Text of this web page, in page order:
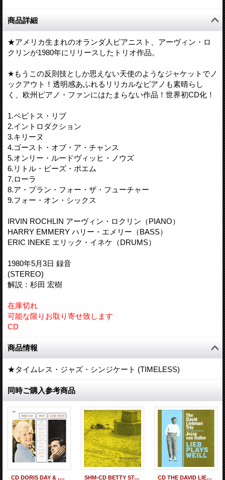
商品詳細
★アメリカ生まれのオランダ人ピアニスト、アーヴィン・ロ
クリンが1980年にリリースしたトリオ作品。
★もうこの反則技としか思えない天使のようなジャケットでノ
ックアウト！透明感あふれるリリカルなピアノも素晴らし
く、欧州ピアノ・ファンにはたまらない作品！世界初CD化！
1.ペピトス・リブ
2.イントロダクション
3.キリーヌ
4.ゴースト・オブ・ア・チャンス
5.オンリー・ルードヴィッヒ・ノウズ
6.リトル・ビーズ・ポエム
7.ローラ
8.ア・プラン・フォー・ザ・フューチャー
9.フォー・オン・シックス
IRVIN ROCHLIN アーヴィン・ロクリン（PIANO）
HARRY EMMERY ハリー・エメリー（BASS）
ERIC INEKE エリック・イネケ（DRUMS）
1980年5月3日 録音
(STEREO)
解説：杉田 宏樹
在庫切れ
可能な限りお取り寄せ致します
CD
商品情報
★タイムレス・ジャズ・シンジケート (TIMELESS)
同時ご購入参考商品
CD DORIS DAY & ,ANDRE PREVINドリス・デイ ＆ アンドレ・プレヴィン / DUET デュエット SHM-CD BETTY ST. CLAIRE ベティ・セント・クレア / WHAT IS THERE TO SAY ホワット・イズ・ゼア・トゥ・セイ CD THE DAVID LIEBMAN TRIO FEAT.JESSI VAN RULLER デヴィッド・リーブマン・トリオ・フィーチャリング・ジェシ・ヴァン・ルーラー / リーブ・プレイズ・ヴァイル